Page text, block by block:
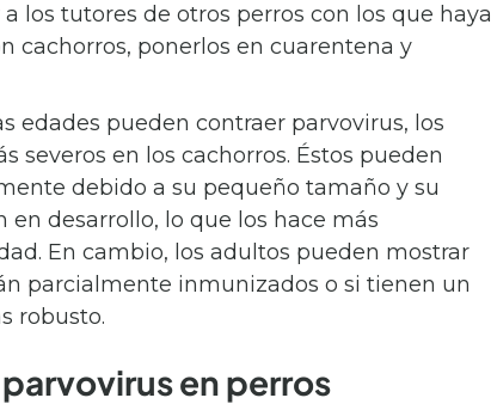
los tutores de otros perros con los que haya
cachorros, ponerlos en cuarentena y
edades pueden contraer parvovirus, los
severos en los cachorros. Éstos pueden
debido a su pequeño tamaño y su
desarrollo, lo que los hace más
En cambio, los adultos pueden mostrar
parcialmente inmunizados o si tienen un
robusto.
en perros